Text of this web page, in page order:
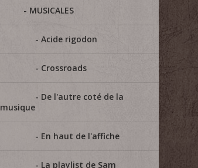
MUSICALES
Acide rigodon
Crossroads
De l'autre coté de la
musique
En haut de l'affiche
La playlist de Sam